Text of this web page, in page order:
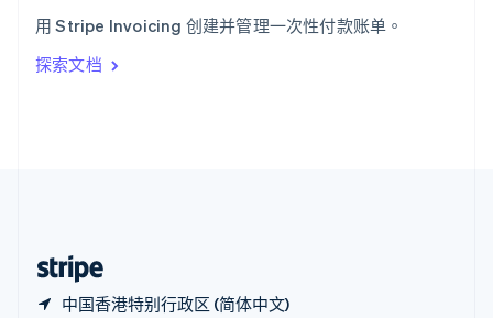
用 Stripe Invoicing 创建并管理一次性付款账单。
探索文档
中国香港特别行政区 (简体中文)
ItalianoEnglish
印度
English